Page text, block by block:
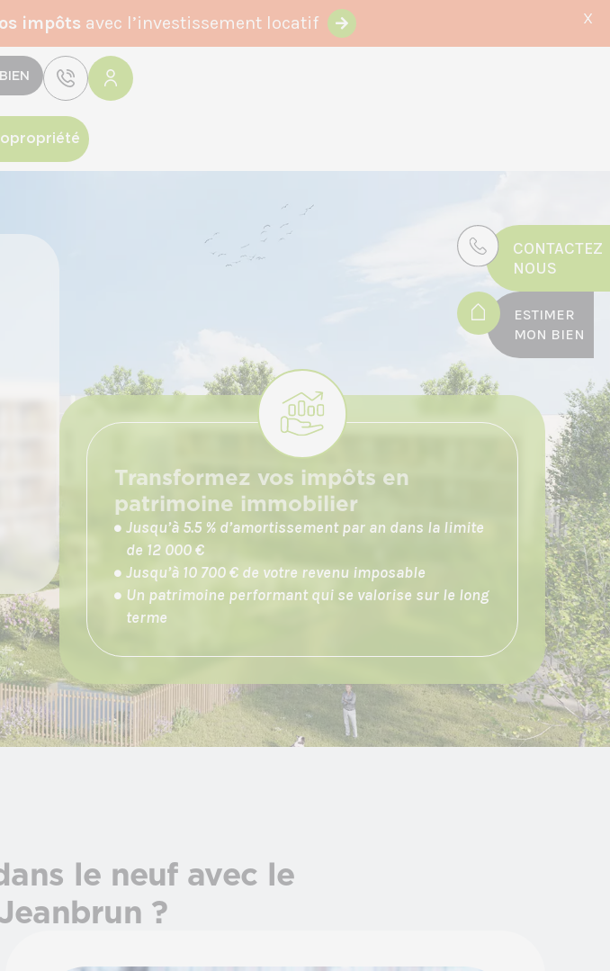
CONTACTEZ
NOUS
ESTIMER
MON BIEN
Transformez vos impôts en
patrimoine immobilier
Jusqu’à 5.5 % d’amortissement par an dans la limite
de 12 000 €
Jusqu’à 10 700 € de votre revenu imposable
Un patrimoine performant qui se valorise sur le long
terme
le neuf avec le
?
impôts avec l’investissement locatif X